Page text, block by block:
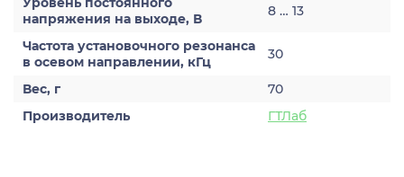
напряжения на выходе, В
8 … 13
Частота установочного резонанса
в осевом направлении, кГц
30
Вес, г
70
Производитель
ГТЛаб